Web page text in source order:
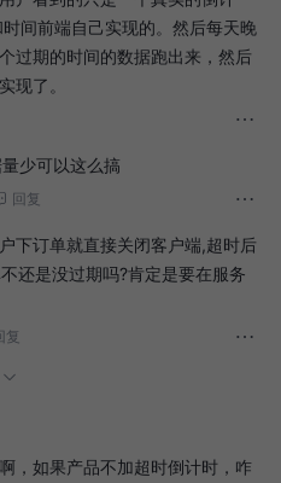
间前端自己实现的。然后每天晚
过期的时间的数据跑出来，然后
现了。
少可以这么搞
回复
下订单就直接关闭客户端,超时后
还是没过期吗?肯定是要在服务
复
，如果产品不加超时倒计时，咋